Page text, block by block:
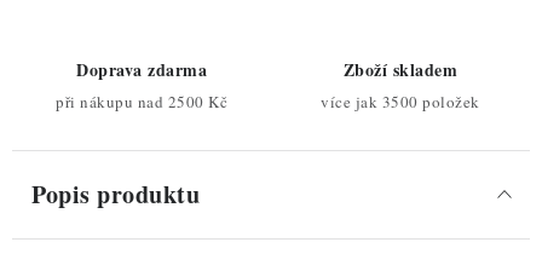
Doprava zdarma
při nákupu nad 2500 Kč
Zboží skladem
více jak 3500 položek
Popis produktu